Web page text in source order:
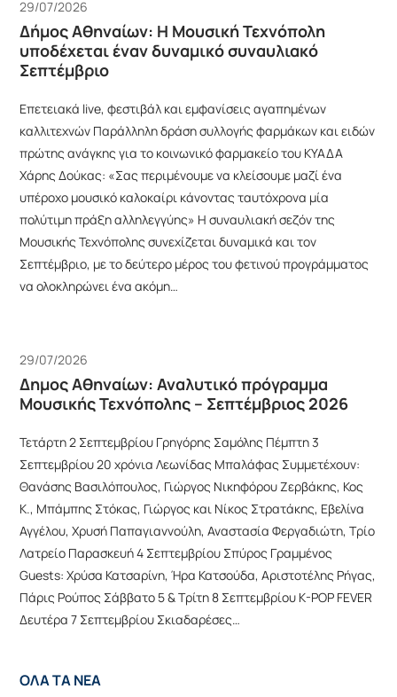
29/07/2026
Δήμος Αθηναίων: Η Μουσική Τεχνόπολη
υποδέχεται έναν δυναμικό συναυλιακό
Σεπτέμβριο
Επετειακά live, φεστιβάλ και εμφανίσεις αγαπημένων
καλλιτεχνών Παράλληλη δράση συλλογής φαρμάκων και ειδών
πρώτης ανάγκης για το κοινωνικό φαρμακείο του ΚΥΑΔΑ
Χάρης Δούκας: «Σας περιμένουμε να κλείσουμε μαζί ένα
υπέροχο μουσικό καλοκαίρι κάνοντας ταυτόχρονα μία
πολύτιμη πράξη αλληλεγγύης» Η συναυλιακή σεζόν της
Μουσικής Τεχνόπολης συνεχίζεται δυναμικά και τον
Σεπτέμβριο, με το δεύτερο μέρος του φετινού προγράμματος
να ολοκληρώνει ένα ακόμη…
29/07/2026
Δημος Αθηναίων: Αναλυτικό πρόγραμμα
Μουσικής Τεχνόπολης – Σεπτέμβριος 2026
Τετάρτη 2 Σεπτεμβρίου Γρηγόρης Σαμόλης Πέμπτη 3
Σεπτεμβρίου 20 χρόνια Λεωνίδας Μπαλάφας Συμμετέχουν:
Θανάσης Βασιλόπουλος, Γιώργος Νικηφόρου Ζερβάκης, Κος
Κ., Μπάμπης Στόκας, Γιώργος και Νίκος Στρατάκης, Εβελίνα
Αγγέλου, Χρυσή Παπαγιαννούλη, Αναστασία Φεργαδιώτη, Τρίο
Λατρείο Παρασκευή 4 Σεπτεμβρίου Σπύρος Γραμμένος
Guests: Χρύσα Κατσαρίνη, Ήρα Κατσούδα, Αριστοτέλης Ρήγας,
Πάρις Ρούπος Σάββατο 5 & Τρίτη 8 Σεπτεμβρίου K-POP FEVER
Δευτέρα 7 Σεπτεμβρίου Σκιαδαρέσες…
ΟΛΑ ΤΑ ΝΕΑ